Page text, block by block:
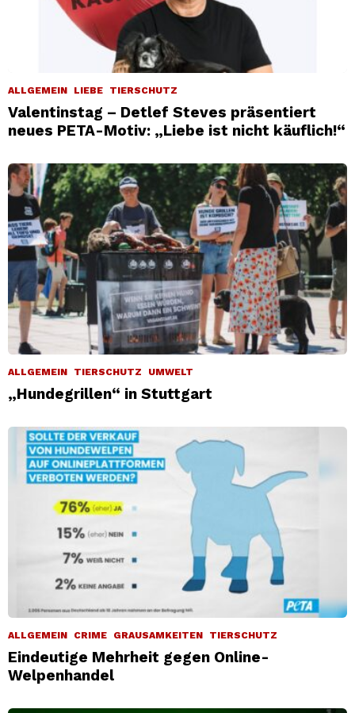
ALLGEMEIN LIEBE TIERSCHUTZ
Valentinstag – Detlef Steves präsentiert
neues PETA-Motiv: „Liebe ist nicht käuflich!“
ALLGEMEIN TIERSCHUTZ UMWELT
„Hundegrillen“ in Stuttgart
ALLGEMEIN CRIME GRAUSAMKEITEN TIERSCHUTZ
Eindeutige Mehrheit gegen Online-
Welpenhandel